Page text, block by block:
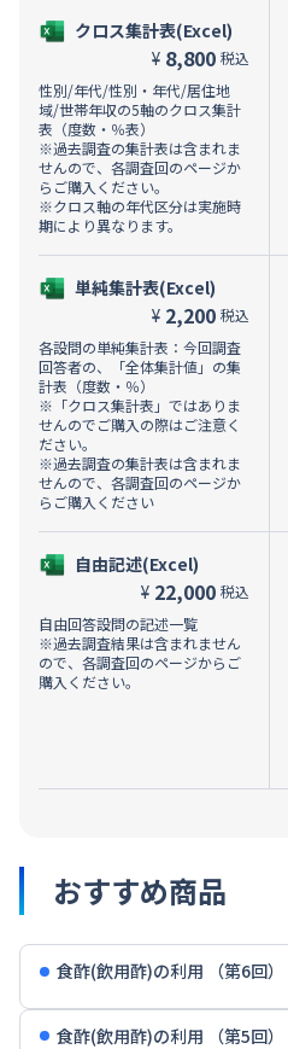
クロス集計表(Excel)
¥ 8,800 税込
性別/年代/性別・年代/居住地
域/世帯年収の5軸のクロス集計
表（度数・％表）
※過去調査の集計表は含まれま
せんので、各調査回のページか
らご購入ください。
※クロス軸の年代区分は実施時
期により異なります。
単純集計表(Excel)
¥ 2,200 税込
各設問の単純集計表：今回調査
回答者の、「全体集計値」の集
計表（度数・％）
※「クロス集計表」ではありま
せんのでご購入の際はご注意く
ださい。
※過去調査の集計表は含まれま
せんので、各調査回のページか
らご購入ください
自由記述(Excel)
¥ 22,000 税込
自由回答設問の記述一覧
※過去調査結果は含まれません
ので、各調査回のページからご
購入ください。
おすすめ商品
食酢(飲用酢)の利用 （第6回）
食酢(飲用酢)の利用 （第5回）